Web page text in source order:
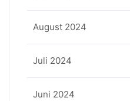
August 2024
Juli 2024
Juni 2024